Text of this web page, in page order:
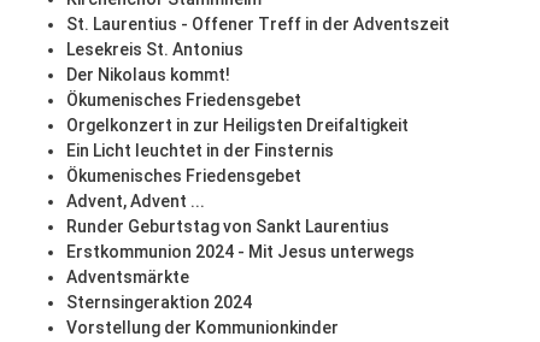
St. Laurentius - Offener Treff in der Adventszeit
Lesekreis St. Antonius
Der Nikolaus kommt!
Ökumenisches Friedensgebet
Orgelkonzert in zur Heiligsten Dreifaltigkeit
Ein Licht leuchtet in der Finsternis
Ökumenisches Friedensgebet
Advent, Advent ...
Runder Geburtstag von Sankt Laurentius
Erstkommunion 2024 - Mit Jesus unterwegs
Adventsmärkte
Sternsingeraktion 2024
Vorstellung der Kommunionkinder